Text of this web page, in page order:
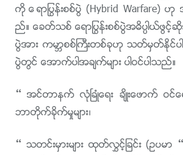
ကို ေရာႁပြန္းစစ္ပြဲ (Hybrid Warfare)
ည္။ ေခတ္သစ္ ေရာႁပြန္းစစ္ပြဲအဓိပၸါယ္
ပြဲအား ကမာၻစစ္ႀကီးတစ္ခုဟု သတ္မွတ္ႏိုင္ပါ
ပြဲတြင္ ေအာက္ပါအခ်က္မ်ား ပါဝင္ပါသည္။
– အင္တာနက္ လုံၿခဳံေရး ခ်ိဳးေဖာက္ ဝင္ေ
ဘာတိုက္ခိုက္မႈမ်ား၊
– သတင္းမွားမ်ား ထုတ္လႊင့္ျခင္း (ဥပမာ –